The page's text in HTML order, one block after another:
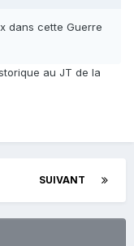
dans cette Guerre
au JT de la
SUIVANT